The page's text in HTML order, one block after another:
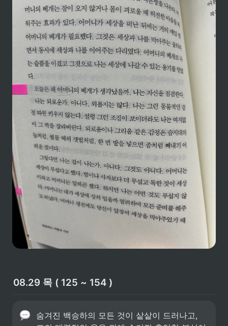
08.29 목 ( 125 ~ 154 )
숨겨진 백승하의 모든 것이 샅샅이 드러나고,